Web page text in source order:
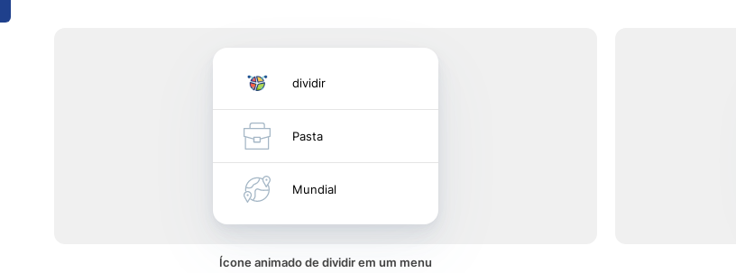
dividir
Pasta
Mundial
Ícone animado de dividir em um menu